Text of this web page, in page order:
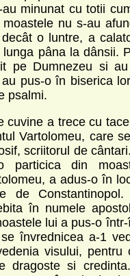
au minunat cu totii
nu s-au
o luntre, a
pâna la dânsii.
pe Dumnezeu si
pus-o în biserica
psalmi.
cuvine a trece cu
Vartolomeu, care
scriitorul de
particica din
a adus-o în
de
în numele
lui a pus-o
învrednicea a-1
visului, pentru
dragoste si